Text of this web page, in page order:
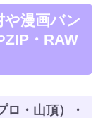
漫画バン
ZIP・RAW
ロ・山頂）・